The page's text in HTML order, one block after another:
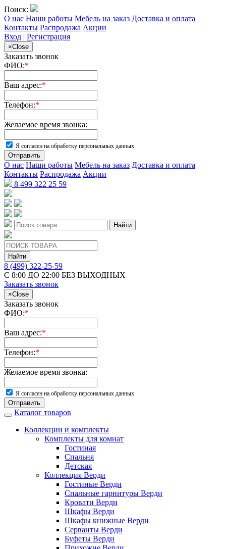
Поиск:
О нас Наши работы Мебель на заказ Доставка и оплата
Контакты Распродажа Акции
Вход | Регистрация
×Close
Заказать звонок
ФИО:*
Ваш адрес:*
Телефон:*
Желаемое время звонка:
Я согласен на обработку персональных данных
Отправить
О нас Наши работы Мебель на заказ Доставка и оплата
Контакты Распродажа Акции
8 499 322 25 59
Найти
Найти
8 (499) 322-25-59
С 8:00 ДО 22:00 БЕЗ ВЫХОДНЫХ
Заказать звонок
×Close
Заказать звонок
ФИО:*
Ваш адрес:*
Телефон:*
Желаемое время звонка:
Я согласен на обработку персональных данных
Отправить
Каталог товаров
Коллекции и комплекты
Комплекты для комнат
Гостиная
Спальня
Детская
Коллекция Верди
Гостиные Верди
Спальные гарнитуры Верди
Кровати Верди
Шкафы Верди
Шкафы книжные Верди
Серванты Верди
Буфеты Верди